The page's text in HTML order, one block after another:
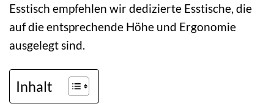
Esstisch empfehlen wir dedizierte Esstische, die
auf die entsprechende Höhe und Ergonomie
ausgelegt sind.
Inhalt